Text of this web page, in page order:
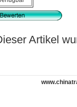
Artikel